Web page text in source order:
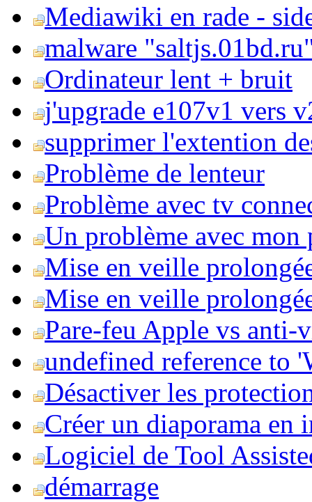
Mediawiki en rade -
malware
Ordinateur lent + bruit
j'upgrade e107v1 vers
supprimer l'extention
Problème de lenteur
Problème avec tv
Un problème avec mon
Mise en veille
Mise en veille
Pare-feu Apple vs anti-
undefined reference to
Désactiver les
Créer un diaporama en
Logiciel de Tool
démarrage